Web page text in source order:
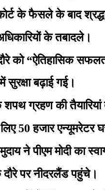
के फैसले के बाद
के तबादले।
को “ऐतिहासिक
बढ़ाई गई।
ग्रहण की
50 हजार एन्यूमरेटर
ने पीएम मोदी का
पर नीदरलैंड पहुंचे।